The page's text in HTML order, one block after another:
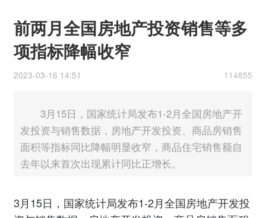
前两月全国房地产投资销售等多
项指标降幅收窄
2023-03-16 14:51 114855
3月15日，国家统计局发布1-2月全国房地产开
发投资与销售数据，房地产开发投资、商品房销售
面积等指标同比降幅明显收窄，商品住宅销售额自
去年以来首次出现累计同比正增长。
3月15日，国家统计局发布1-2月全国房地产开发投